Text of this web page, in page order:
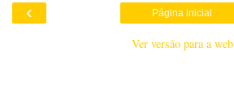
‹ Página inicial
Ver versão para a web